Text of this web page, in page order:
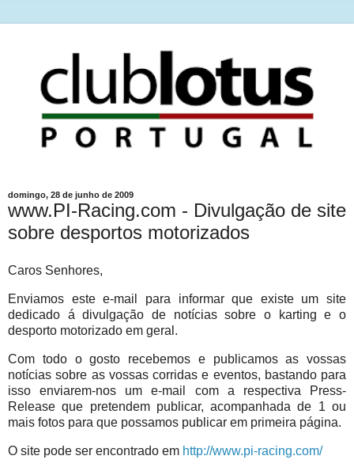
domingo, 28 de junho de 2009
www.PI-Racing.com - Divulgação de site
sobre desportos motorizados
Caros Senhores,
Enviamos este e-mail para informar que existe um site
dedicado á divulgação de notícias sobre o karting e o
desporto motorizado em geral.
Com todo o gosto recebemos e publicamos as vossas
notícias sobre as vossas corridas e eventos, bastando para
isso enviarem-nos um e-mail com a respectiva Press-
Release que pretendem publicar, acompanhada de 1 ou
mais fotos para que possamos publicar em primeira página.
O site pode ser encontrado em http://www.pi-racing.com/